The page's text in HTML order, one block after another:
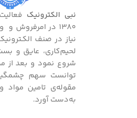
نبی الکترونیک
۱۳۸۰ در امرفروش
نیاز در صنف
لحیم‌کاری، عایق و
شروع نمود و بعد از
توانست سهم
مقوله‌ی تامین مواد
به‌دست آورد.